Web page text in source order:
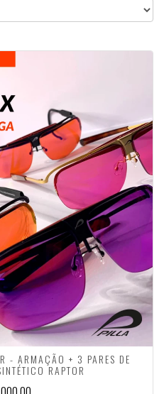
- ARMAÇÃO + 3 PARES DE
RAPTOR